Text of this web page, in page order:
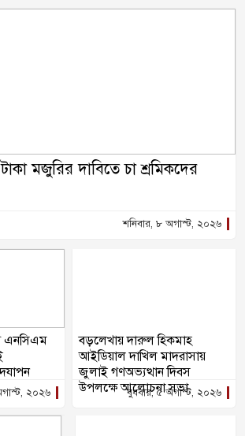
মজুরির দাবিতে চা শ্রমিকদের
শনিবার, ৮ অগাস্ট, ২০২৬
এনসিএম
২০২৬
বড়লেখায় দারুল হিকমাহ
আইডিয়াল দাখিল মাদরাসায়
জুলাই গণঅভ্যত্থান দিবস
উপলক্ষে আলোচনা সভা
বুধবার, ৫ অগাস্ট, ২০২৬